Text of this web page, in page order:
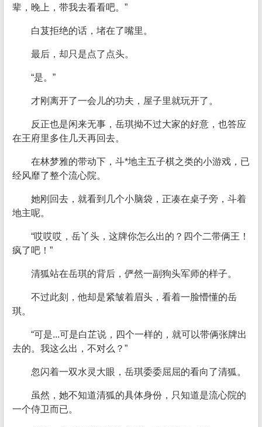
辈，晚上，带我去看看吧。”
白芨拒绝的话，堵在了嘴里。
最后，却只是点了点头。
“是。”
才刚离开了一会儿的功夫，屋子里就玩开了。
反正也是闲来无事，岳琪拗不过大家的好意，也答应
在王府里多住几天再回去。
在林梦雅的带动下，斗*地主五子棋之类的小游戏，已
经风靡了整个流心院。
她刚回去，就看到几个小脑袋，正凑在桌子旁，斗着
地主呢。
“哎哎哎，岳丫头，这牌你怎么出的？四个二带俩王！
疯了吧！”
清狐站在岳琪的背后，俨然一副狗头军师的样子。
不过此刻，他却是紧皱着眉头，看着一脸懵懂的岳
琪。
“可是...可是白芷说，四个一样的，就可以带俩张牌出
去的。我这么出，不对么？”
忽闪着一双水灵大眼，岳琪委委屈屈的看向了清狐。
虽然，她不知道清狐的具体身份，只知道是流心院的
一个侍卫而已。